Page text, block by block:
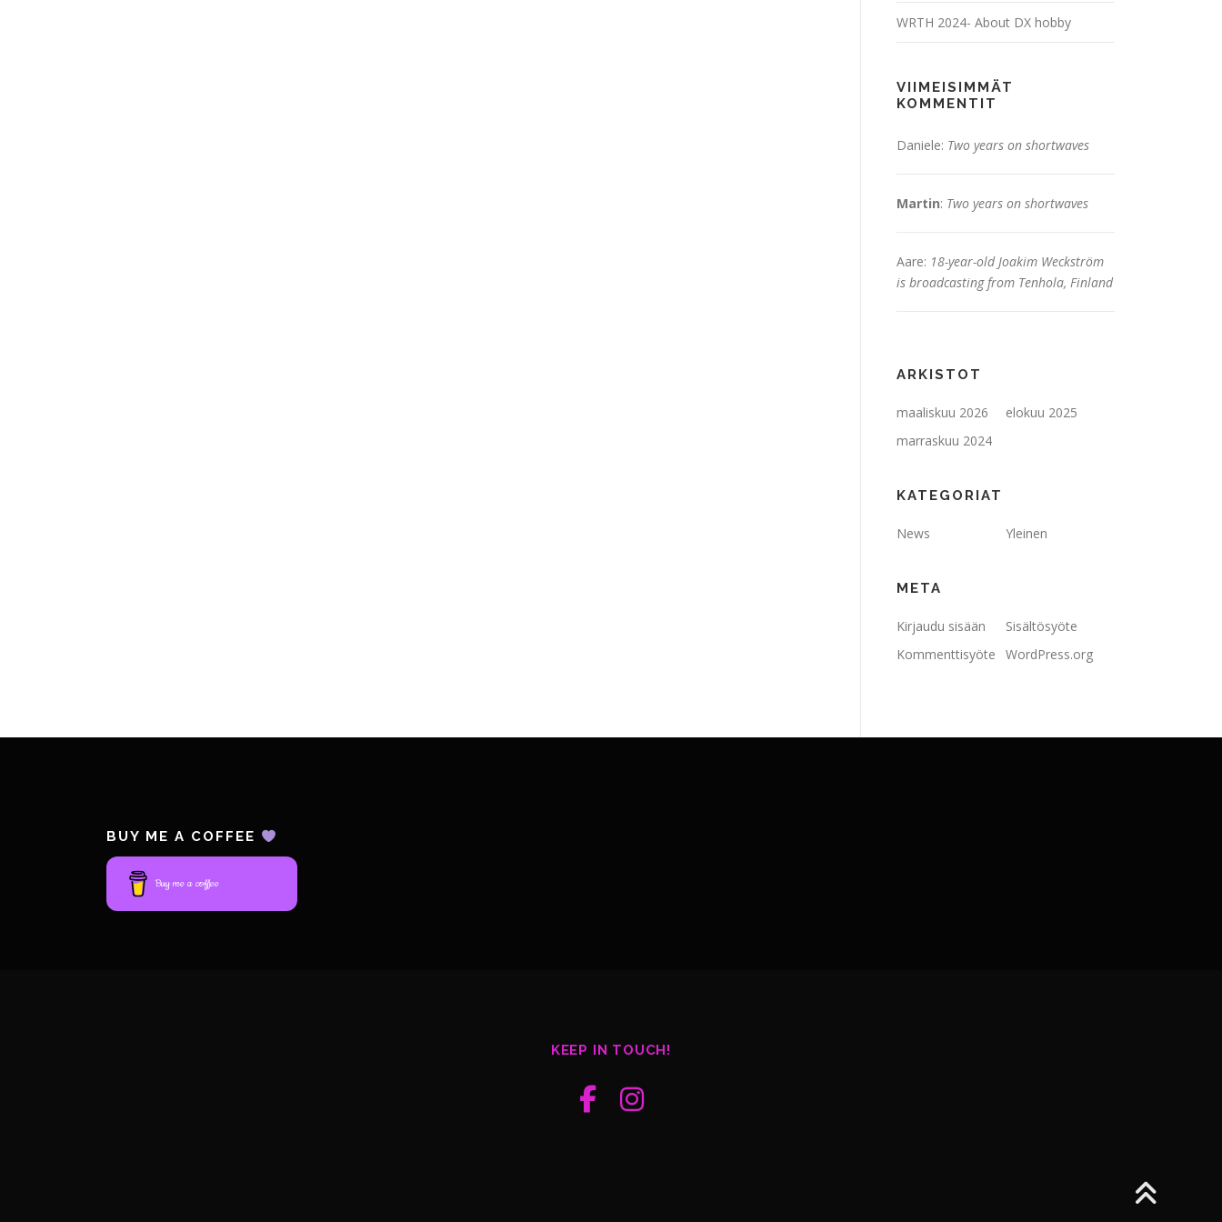
WRTH 2024- About DX hobby
VIIMEISIMMÄT
KOMMENTIT
Daniele: Two years on shortwaves
Martin: Two years on shortwaves
Aare: 18-year-old Joakim Weckström
is broadcasting from Tenhola, Finland
ARKISTOT
maaliskuu 2026
elokuu 2025
marraskuu 2024
KATEGORIAT
News Yleinen
META
Kirjaudu sisään
Sisältösyöte
Kommenttisyöte
WordPress.org
BUY ME A COFFEE
Buy me a coffee
KEEP IN TOUCH!